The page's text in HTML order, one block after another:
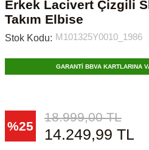
Erkek Lacivert Çizgili
Takım Elbise
Stok Kodu: M101325Y0010_1986
GARANTİ BBVA KARTLARINA
%25
18.999,00TL
14.249,99 TL